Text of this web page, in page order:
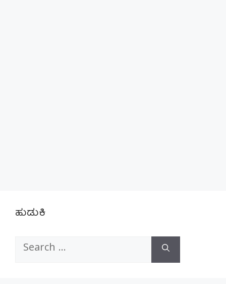
ಹುಡುಕಿ
Search